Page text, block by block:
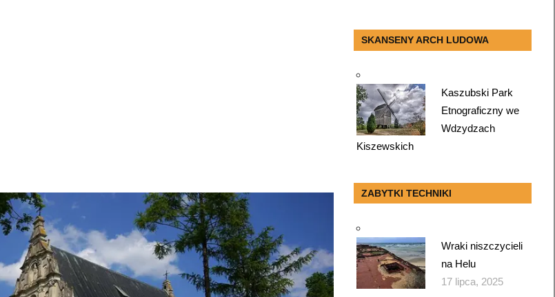
SKANSENY ARCH LUDOWA
Kaszubski Park
Etnograficzny we
Wdzydzach
Kiszewskich
ZABYTKI TECHNIKI
Wraki niszczycieli
na Helu
17 lipca, 2025